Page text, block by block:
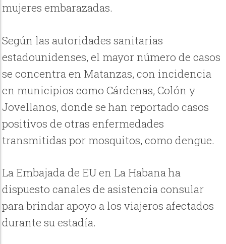
mujeres embarazadas.
Según las autoridades sanitarias
estadounidenses, el mayor número de casos
se concentra en Matanzas, con incidencia
en municipios como Cárdenas, Colón y
Jovellanos, donde se han reportado casos
positivos de otras enfermedades
transmitidas por mosquitos, como dengue.
La Embajada de EU en La Habana ha
dispuesto canales de asistencia consular
para brindar apoyo a los viajeros afectados
durante su estadía.